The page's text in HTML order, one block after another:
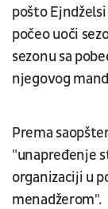
pošto
počeo uoči
sezonu sa
njegovog
Prema
"unapređenje
organizaciji u
menadžerom".